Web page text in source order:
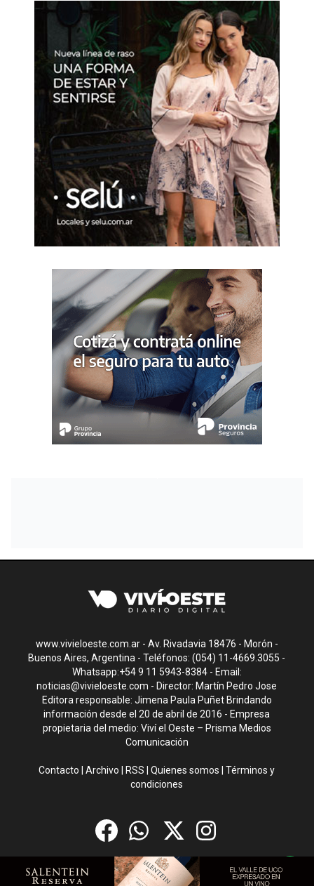
www.vivieloeste.com.ar - Av. Rivadavia 18476 - Morón -
Buenos Aires, Argentina - Teléfonos: (054) 11-4669.3055 -
Whatsapp:+54 9 11 5943-8384 - Email:
noticias@vivieloeste.com - Director: Martín Pedro Jose
Editora responsable: Jimena Paula Puñet Brindando
información desde el 20 de abril de 2016 - Empresa
propietaria del medio: Viví el Oeste – Prisma Medios
Comunicación
Contacto |Archivo RSS |Quienes somos |Términos y
condiciones
CMS para medios byTroop